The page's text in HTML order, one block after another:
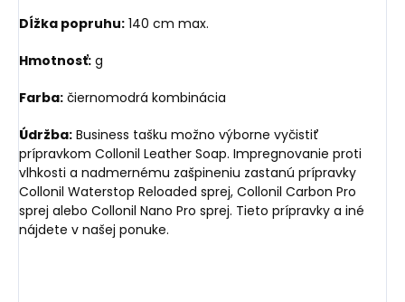
Dĺžka popruhu: 140 cm max.
Hmotnosť: g
Farba: čiernomodrá kombinácia
Údržba: Business tašku možno výborne vyčistiť
prípravkom Collonil Leather Soap. Impregnovanie proti
vlhkosti a nadmernému zašpineniu zastanú prípravky
Collonil Waterstop Reloaded sprej, Collonil Carbon Pro
sprej alebo Collonil Nano Pro sprej. Tieto prípravky a iné
nájdete v našej ponuke.